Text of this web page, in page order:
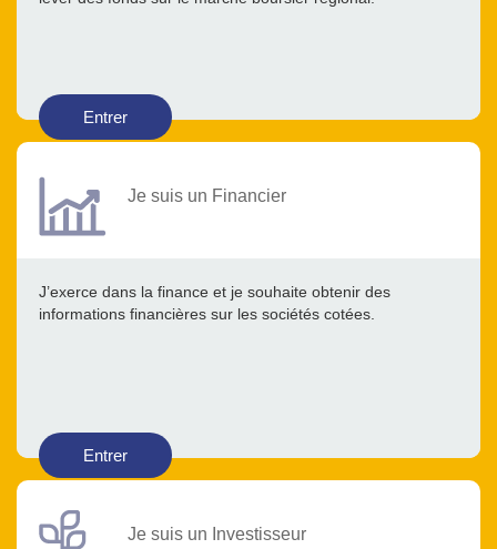
Entrer
Je suis un Financier
J’exerce dans la finance et je souhaite obtenir des
informations financières sur les sociétés cotées.
Entrer
Je suis un Investisseur